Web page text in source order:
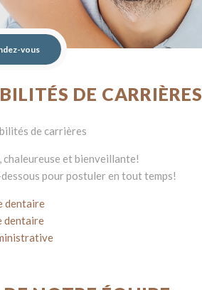
vous
DE CARRIÈRES
de carrières
chaleureuse et bienveillante!
pour postuler en tout temps!
dentaire
dentaire